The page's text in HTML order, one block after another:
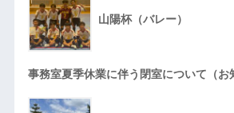
山陽杯（バレー）
事務室夏季休業に伴う閉室について（お